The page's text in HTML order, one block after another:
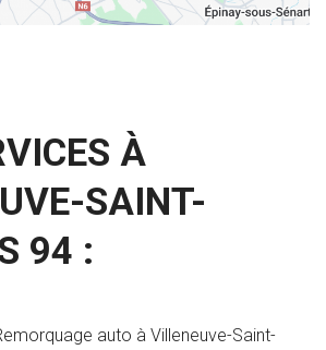
À
SAINT-
94 :
auto à Villeneuve-Saint-